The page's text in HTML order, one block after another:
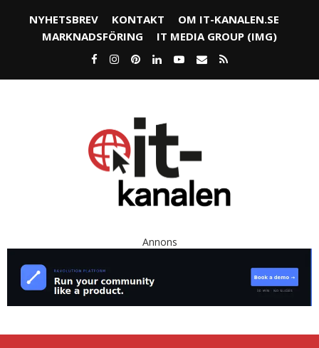
NYHETSBREV KONTAKT
OM IT-KANALEN.SE
MARKNADSFÖRING
IT MEDIA GROUP (IMG)
Annons